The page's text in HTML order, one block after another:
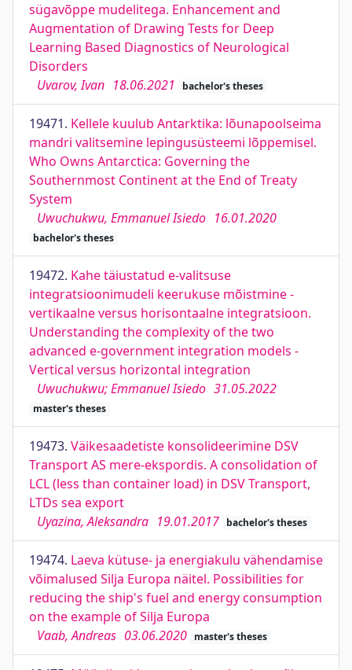
sügavõppe mudelitega. Enhancement and
Augmentation of Drawing Tests for Deep
Learning Based Diagnostics of Neurological
Disorders
Uvarov, Ivan 18.06.2021 bachelor's theses
19471. Kellele kuulub Antarktika: lõunapoolseima
mandri valitsemine lepingusüsteemi lõppemisel.
Who Owns Antarctica: Governing the
Southernmost Continent at the End of Treaty
System
Uwuchukwu, Emmanuel Isiedo 16.01.2020
bachelor's theses
19472. Kahe täiustatud e-valitsuse
integratsioonimudeli keerukuse mõistmine -
vertikaalne versus horisontaalne integratsioon.
Understanding the complexity of the two
advanced e-government integration models -
Vertical versus horizontal integration
Uwuchukwu; Emmanuel Isiedo 31.05.2022
master's theses
19473. Väikesaadetiste konsolideerimine DSV
Transport AS mere-ekspordis. A consolidation of
LCL (less than container load) in DSV Transport,
LTDs sea export
Uyazina, Aleksandra 19.01.2017 bachelor's theses
19474. Laeva kütuse- ja energiakulu vähendamise
võimalused Silja Europa näitel. Possibilities for
reducing the ship's fuel and energy consumption
on the example of Silja Europa
Vaab, Andreas 03.06.2020 master's theses